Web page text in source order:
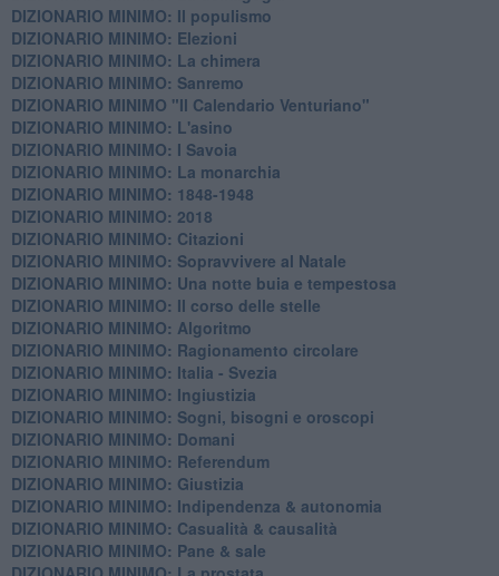
DIZIONARIO MINIMO: Il populismo
DIZIONARIO MINIMO: Elezioni
DIZIONARIO MINIMO: La chimera
DIZIONARIO MINIMO: Sanremo
DIZIONARIO MINIMO "Il Calendario Venturiano"
DIZIONARIO MINIMO: L'asino
DIZIONARIO MINIMO: I Savoia
DIZIONARIO MINIMO: La monarchia
DIZIONARIO MINIMO: 1848-1948
DIZIONARIO MINIMO: 2018
DIZIONARIO MINIMO: Citazioni
DIZIONARIO MINIMO: ​Sopravvivere al Natale
DIZIONARIO MINIMO: ​Una notte buia e tempestosa
DIZIONARIO MINIMO: Il corso delle stelle
DIZIONARIO MINIMO: Algoritmo
DIZIONARIO MINIMO: Ragionamento circolare
DIZIONARIO MINIMO: Italia - Svezia
DIZIONARIO MINIMO: ​Ingiustizia
DIZIONARIO MINIMO: ​Sogni, bisogni e oroscopi
DIZIONARIO MINIMO: Domani
DIZIONARIO MINIMO: Referendum
DIZIONARIO MINIMO: Giustizia
DIZIONARIO MINIMO: ​Indipendenza & autonomia
DIZIONARIO MINIMO: ​Casualità & causalità
​DIZIONARIO MINIMO: Pane & sale